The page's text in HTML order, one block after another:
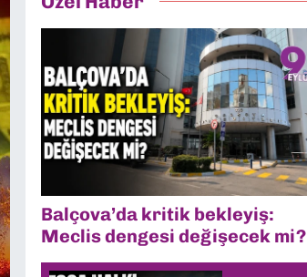
Balçova’da kritik bekleyiş:
Meclis dengesi değişecek mi?